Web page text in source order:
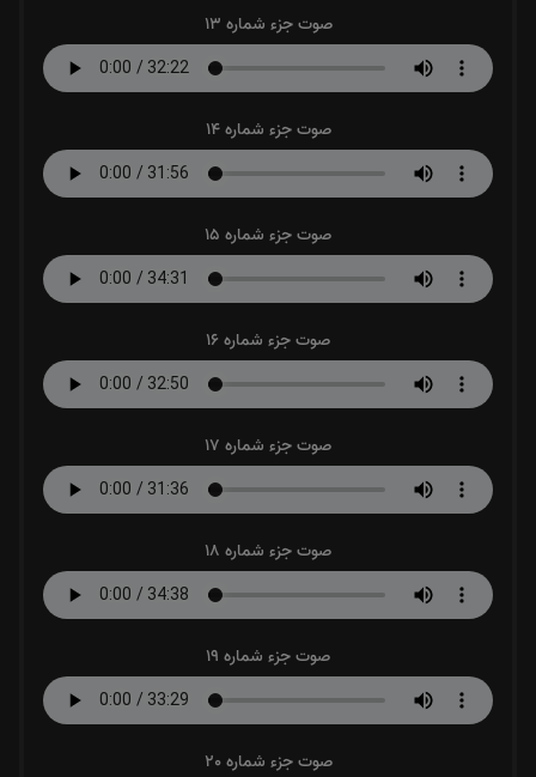
صوت جزء شماره 13
صوت جزء شماره 14
صوت جزء شماره 15
صوت جزء شماره 16
صوت جزء شماره 17
صوت جزء شماره 18
صوت جزء شماره 19
صوت جزء شماره 20